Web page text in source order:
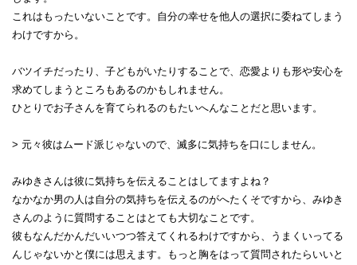
これはもったいないことです。自分の幸せを他人の選択に委ねてしまう
わけですから。
バツイチだったり、子どもがいたりすることで、恋愛よりも形や安心を
求めてしまうところもあるのかもしれません。
ひとりでお子さんを育てられるのもたいへんなことだと思います。
> 元々彼はムード派じゃないので、滅多に気持ちを口にしません。
みゆきさんは彼に気持ちを伝えることはしてますよね？
なかなか男の人は自分の気持ちを伝えるのがへたくそですから、みゆき
さんのように質問することはとても大切なことです。
彼もなんだかんだいいつつ答えてくれるわけですから、うまくいってる
んじゃないかと僕には思えます。もっと胸をはって質問されたらいいと